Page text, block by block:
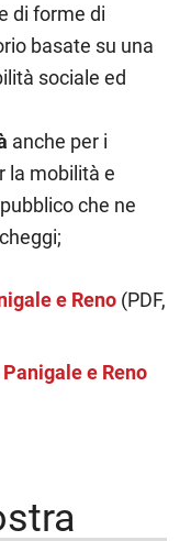
di forme di
basate su una
sociale ed
anche per i
la mobilità e
che ne
e Reno (PDF,
e Reno